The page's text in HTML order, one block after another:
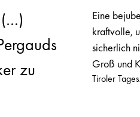
zu
Eine
kraftvolle,
sicherlich
Groß und
Tiroler